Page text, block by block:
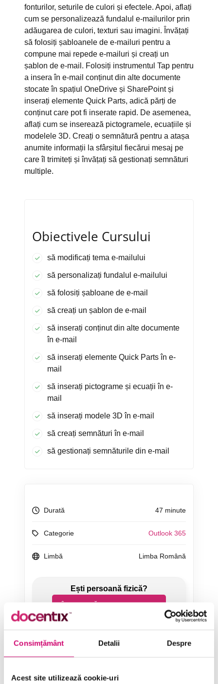
Consimțământ Detalii Despre
Acest site utilizează cookie-uri
fonturilor, seturile de culori și efectele. Apoi, aflați
cum se personalizează fundalul e-mailurilor prin
adăugarea de culori, texturi sau imagini. Învățați
să folosiți șabloanele de e-mailuri pentru a
compune mai repede e-mailuri și creați un
șablon de e-mail. Folosiți instrumentul Tap pentru
a insera în e-mail conținut din alte documente
stocate în spațiul OneDrive și SharePoint și
inserați elemente Quick Parts, adică părți de
conținut care pot fi inserate rapid. De asemenea,
aflați cum se inserează pictogramele, ecuațiile și
modelele 3D. Creați o semnătură pentru a atașa
anumite informații la sfârșitul fiecărui mesaj pe
care îl trimiteți și învățați să gestionați semnături
multiple.
Obiectivele Cursului
să modificați tema e-mailului
să personalizați fundalul e-mailului
să folosiți șabloane de e-mail
să creați un șablon de e-mail
să inserați conținut din alte documente
în e-mail
să inserați elemente Quick Parts în e-
mail
să inserați pictograme și ecuații în e-
mail
să inserați modele 3D în e-mail
să creați semnături în e-mail
să gestionați semnăturile din e-mail
Durată 47 minute
Categorie Outlook 365
Limbă Limba Română
SOLICITĂ OFERTĂ